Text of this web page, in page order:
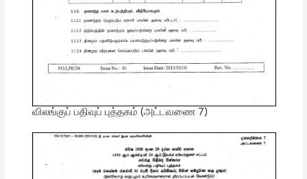
விலங்குப் பதிவுப் புத்தகம் (அட்டவணை 7)